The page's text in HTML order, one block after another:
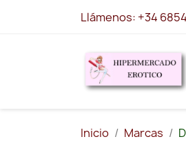
Llámenos: +34
Inicio Marcas